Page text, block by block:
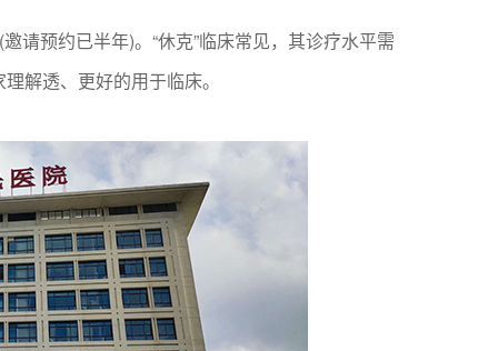
预约已半年)。“休克”临床常见，其诊疗水平需
解透、更好的用于临床。